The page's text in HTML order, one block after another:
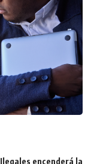
encenderá la